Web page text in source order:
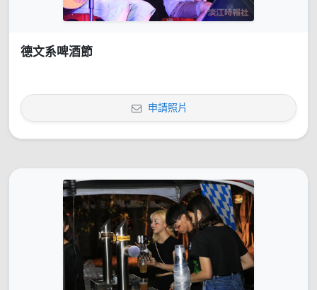
德文系啤酒節
申請照片